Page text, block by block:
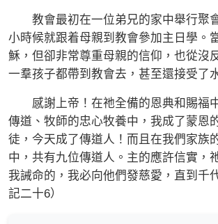
教會最初在一位弟兄的家中舉行聚
小時候就跟着母親到教會參加主日學。
穌，但卻非常尊重母親的信仰，也從沒
一羣孩子都帶到教會去，甚至還接受了
感謝上帝！在祂全備的恩典和賜福中
傳道、牧師的忠心牧養中，我成了蒙恩
徒，今天成了傳道人！而且在我們家族
中，共有九位傳道人。主的應許信實，
我誡命的，我必向他們發慈愛，直到千
記二十6）